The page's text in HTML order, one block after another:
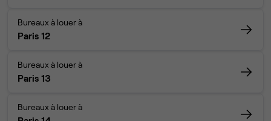
Bureaux à louer à
Paris 12
Bureaux à louer à
Paris 13
Bureaux à louer à